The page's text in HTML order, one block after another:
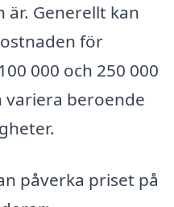
Generellt kan
för
000 och 250 000
variera beroende
påverka priset på